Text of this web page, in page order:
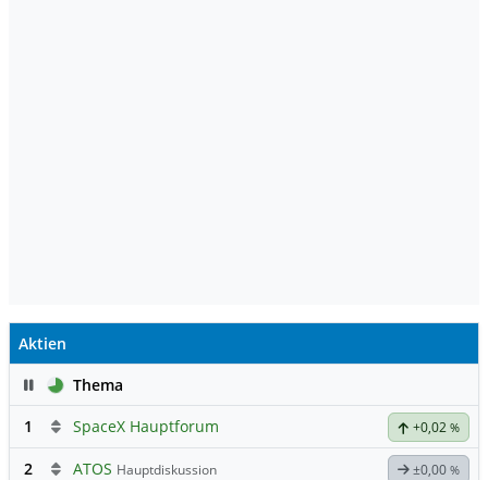
Aktien
PauseThema
1
SpaceX Hauptforum +0,02 %
2 ATOS Hauptdiskussion ±0,00 %